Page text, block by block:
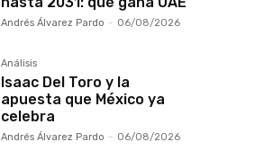
Andrés Álvarez Pardo - 06/08/2026
Análisis
Isaac Del Toro y la
apuesta que México ya
celebra
Andrés Álvarez Pardo - 06/08/2026